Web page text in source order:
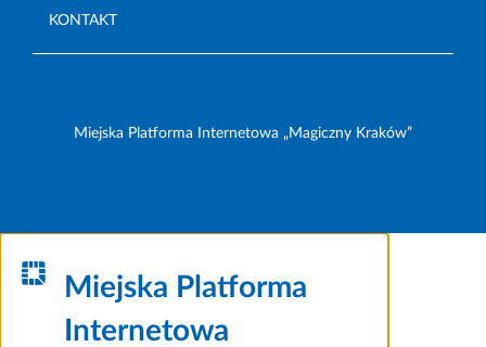
KONTAKT
Miejska Platforma Internetowa „Magiczny Kraków”
Miejska Platforma
Internetowa